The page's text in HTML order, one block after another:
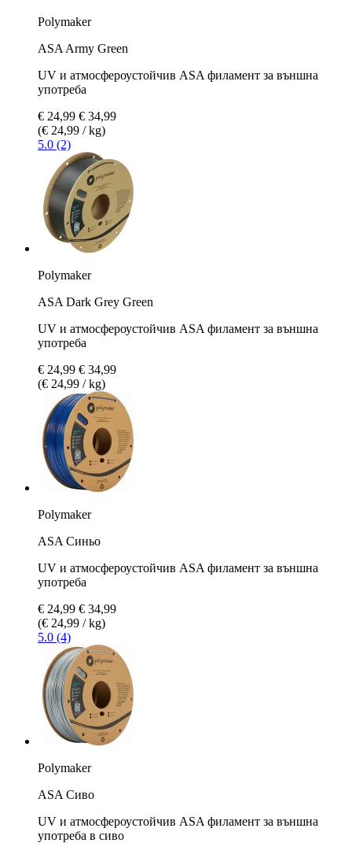
Polymaker
ASA Army Green
UV и атмосфероустойчив ASA филамент за външна
употреба
€ 24,99 € 34,99
(€ 24,99 / kg)
5.0 (2)
Polymaker
ASA Dark Grey Green
UV и атмосфероустойчив ASA филамент за външна
употреба
€ 24,99 € 34,99
(€ 24,99 / kg)
Polymaker
ASA Синьо
UV и атмосфероустойчив ASA филамент за външна
употреба
€ 24,99 € 34,99
(€ 24,99 / kg)
5.0 (4)
Polymaker
ASA Сиво
UV и атмосфероустойчив ASA филамент за външна
употреба в сиво